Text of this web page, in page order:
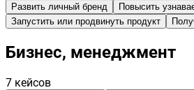
Развить личный бренд Повысить
Запустить или продвинуть продукт
Бизнес, менеджмент
7 кейсов